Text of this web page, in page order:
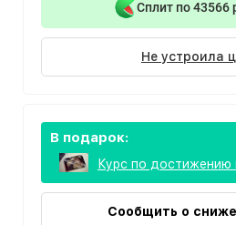
Сплит по 43566
Не устроила
В подарок:
Курс по достижению
Сообщить о